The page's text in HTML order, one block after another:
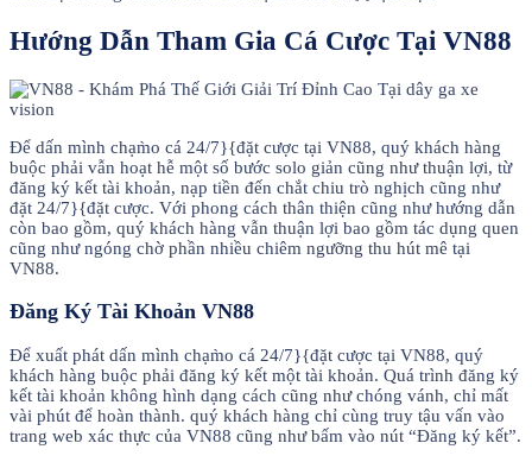
Hướng Dẫn Tham Gia Cá Cược Tại VN88
Để dấn mình chạm̀o cá 24/7}{đặt cược tại VN88, quý khách hàng
buộc phải vẫn hoạt hễ một số bước solo giản cũng như thuận lợi, từ
đăng ký kết tài khoản, nạp tiền đến chắt chiu trò nghịch cũng như
đặt 24/7}{đặt cược. Với phong cách thân thiện cũng như hướng dẫn
còn bao gồm, quý khách hàng vẫn thuận lợi bao gồm tác dụng quen
cũng như ngóng chờ phần nhiều chiêm ngưỡng thu hút mê tại
VN88.
Đăng Ký Tài Khoản VN88
Để xuất phát dấn mình chạm̀o cá 24/7}{đặt cược tại VN88, quý
khách hàng buộc phải đăng ký kết một tài khoản. Quá trình đăng ký
kết tài khoản không hình dạng cách cũng như chóng vánh, chỉ mất
vài phút để hoàn thành. quý khách hàng chỉ cùng truy tậu vấn vào
trang web xác thực của VN88 cũng như bấm vào nút “Đăng ký kết”.